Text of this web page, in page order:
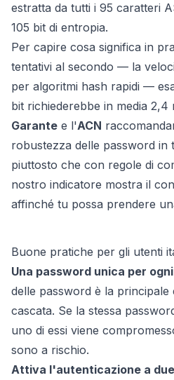
estratta da tutti i 95 caratteri
105 bit di entropia.
Per capire cosa significa in
tentativi al secondo — la
per algoritmi hash rapidi —
bit richiederebbe in media 2,4
Garante e l'ACN
robustezza delle password in
piuttosto che con regole di
nostro indicatore mostra il
affinché tu possa prendere
Buone pratiche per gli utenti
Una password unica per
delle password è la principale
cascata. Se la stessa
uno di essi viene
sono a rischio.
Attiva l'autenticazione a